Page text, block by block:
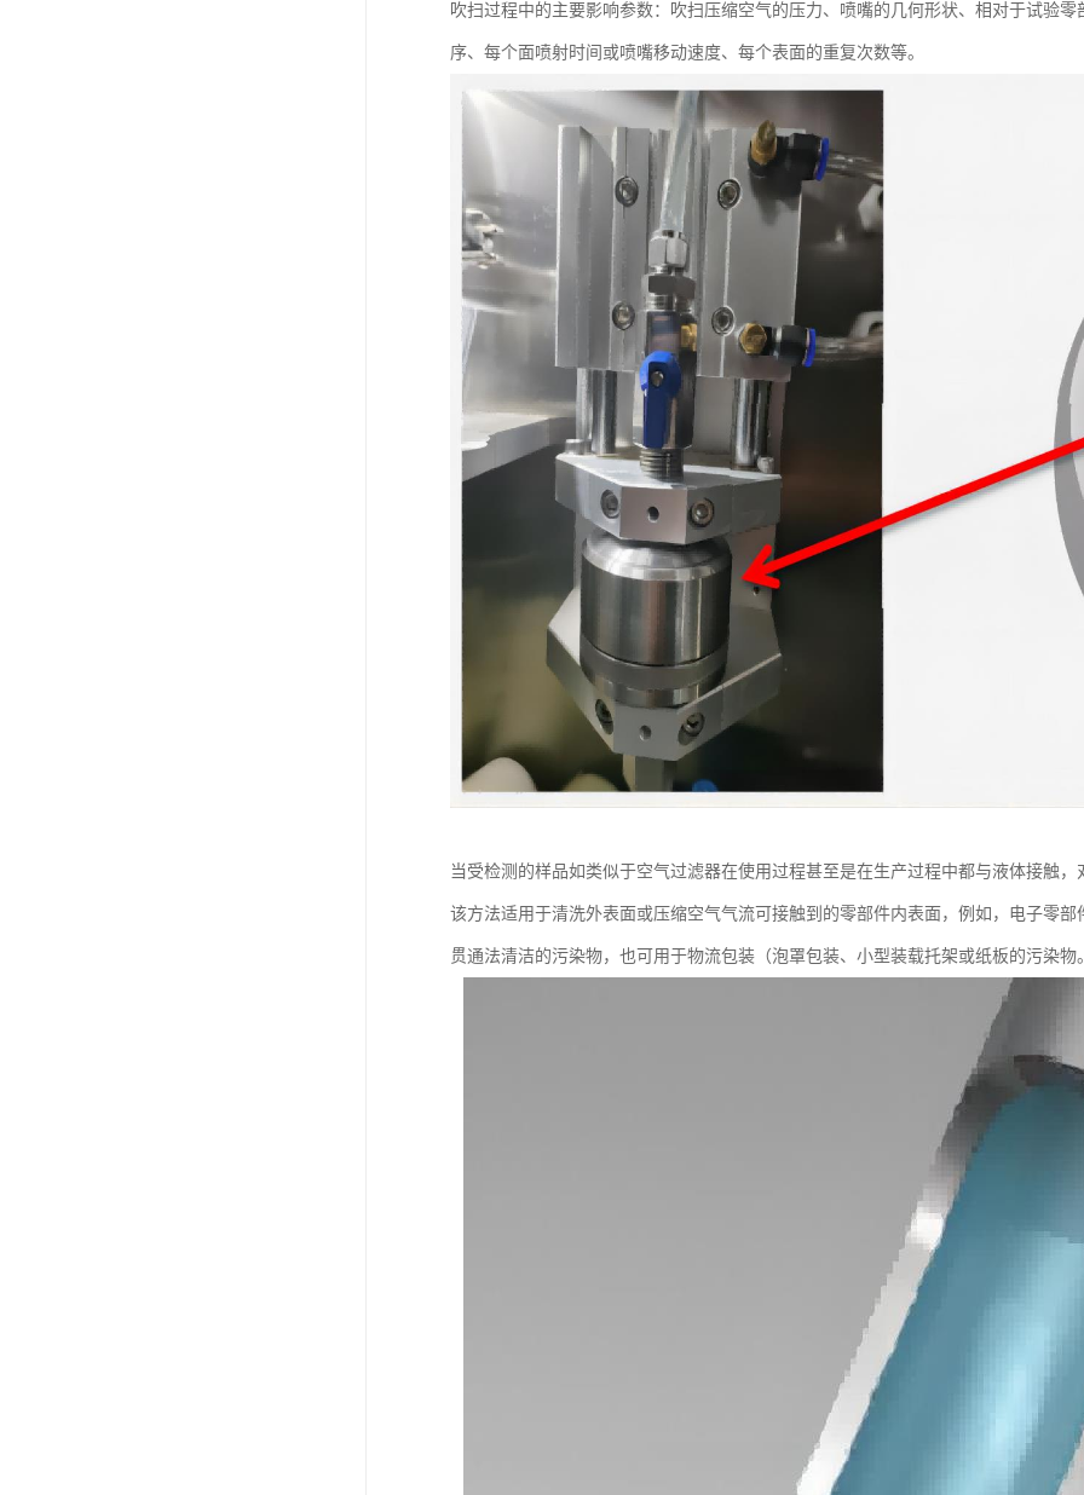
吹扫过程中的主要影响参数：吹扫压缩空气的压力、喷嘴的几何形状、相对于试验
序、每个面喷射时间或喷嘴移动速度、每个表面的重复次数等。
当受检测的样品如类似于空气过滤器在使用过程甚至是在生产过程中都与液体接触
该方法适用于清洗外表面或压缩空气气流可接触到的零部件内表面，例如，电子零
贯通法清洁的污染物，也可用于物流包装（泡罩包装、小型装载托架或纸板的污染物